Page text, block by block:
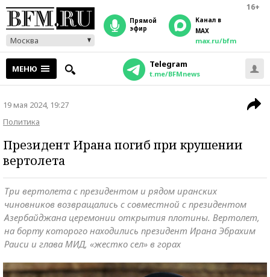
16+
Москва
прямой
эфир
Канал в
MAX
max.ru/bfm
МЕНЮ Telegram
t.me/BFMnews
19 мая 2024, 19:27
Политика
Президент Ирана погиб при крушении
вертолета
Три вертолета с президентом и рядом иранских
чиновников возвращались с совместной с президентом
Азербайджана церемонии открытия плотины. Вертолет,
на борту которого находились президент Ирана Эбрахим
Раиси и глава МИД, «жестко сел» в горах